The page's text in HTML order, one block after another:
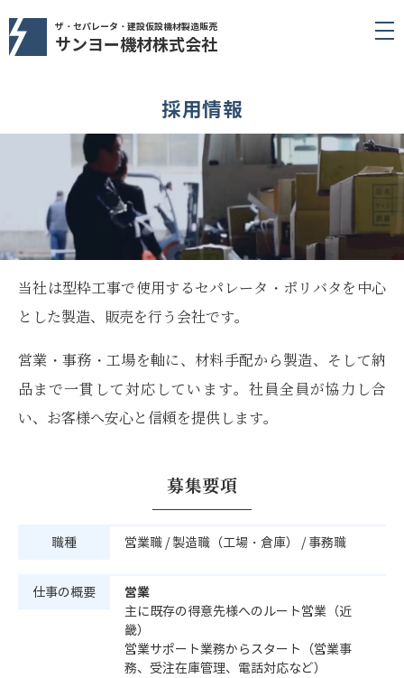
ザ・セパレータ・建設仮設機材製造販売
サンヨー機材株式会社
採用情報
当社は型枠工事で使用するセパレータ・ポリバタを中心
とした製造、販売を行う会社です。
営業・事務・工場を軸に、材料手配から製造、そして納
品まで一貫して対応しています。社員全員が協力し合
い、お客様へ安心と信頼を提供します。
募集要項
職種 営業職 / 製造職（工場・倉庫） / 事務職
仕事の概要 営業
主に既存の得意先様へのルート営業（近
畿）
営業サポート業務からスタート（営業事
務、受注在庫管理、電話対応など）